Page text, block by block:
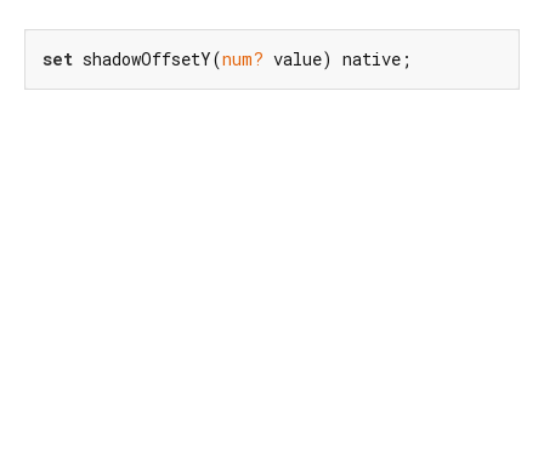
set shadowOffsetY(num? value) native;